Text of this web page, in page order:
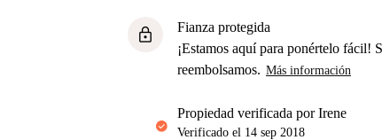
lock
Fianza protegida
¡Estamos aquí para ponértelo fácil!
reembolsamos. Más información
propiedad verificada por Irene
Verificado el 14 sep 2018